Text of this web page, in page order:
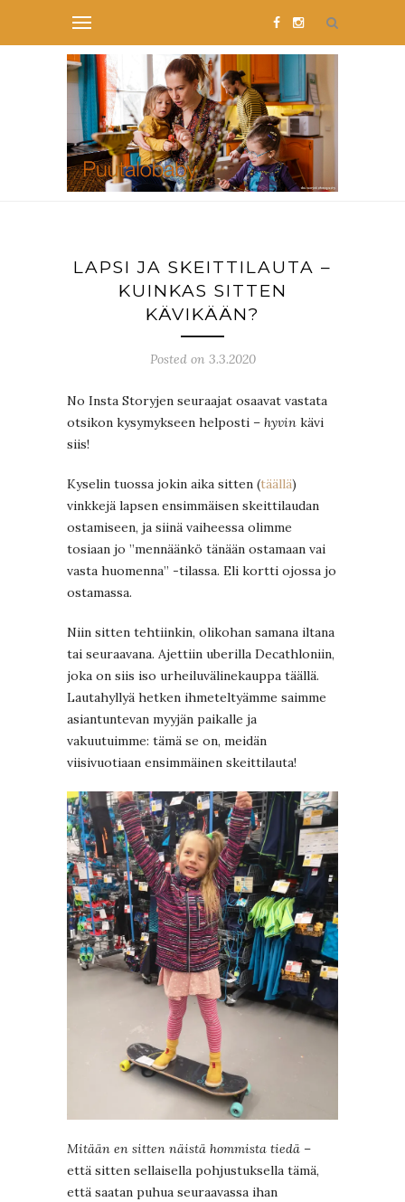
LAPSI JA SKEITTILAUTA –
KUINKAS SITTEN
KÄVIKÄÄN?
Posted on 3.3.2020
No Insta Storyjen seuraajat osaavat vastata
otsikon kysymykseen helposti – hyvin kävi
siis!
Kyselin tuossa jokin aika sitten (täällä)
vinkkejä lapsen ensimmäisen skeittilaudan
ostamiseen, ja siinä vaiheessa olimme
tosiaan jo ”mennäänkö tänään ostamaan vai
vasta huomenna” -tilassa. Eli kortti ojossa jo
ostamassa.
Niin sitten tehtiinkin, olikohan samana iltana
tai seuraavana. Ajettiin uberilla Decathloniin,
joka on siis iso urheiluvälinekauppa täällä.
Lautahyllyä hetken ihmeteltyämme saimme
asiantuntevan myyjän paikalle ja
vakuutuimme: tämä se on, meidän
viisivuotiaan ensimmäinen skeittilauta!
Mitään en sitten näistä hommista tiedä –
että sitten sellaisella pohjustuksella tämä,
että saatan puhua seuraavassa ihan